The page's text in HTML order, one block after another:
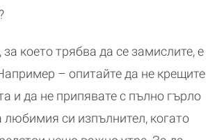
което трябва да се замислите, е
– опитайте да не крещите
и да не припявате с пълно гърло
любимия си изпълнител, когато